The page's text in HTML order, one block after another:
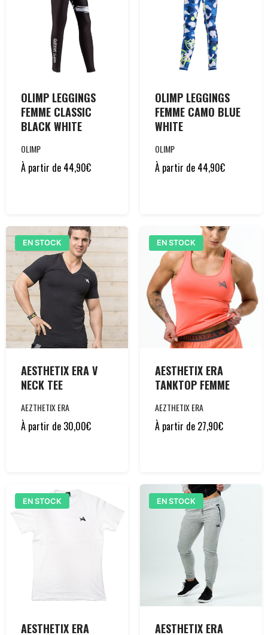
OLIMP LEGGINGS
FEMME CLASSIC
BLACK WHITE
OLIMP
À partir de 44,90€
OLIMP LEGGINGS
FEMME CAMO BLUE
WHITE
OLIMP
À partir de 44,90€
EN STOCK
AESTHETIX ERA V
NECK TEE
AEZTHETIX ERA
À partir de 30,00€
EN STOCK
AESTHETIX ERA
TANKTOP FEMME
AEZTHETIX ERA
À partir de 27,90€
EN STOCK
AESTHETIX ERA
EN STOCK
AESTHETIX ERA